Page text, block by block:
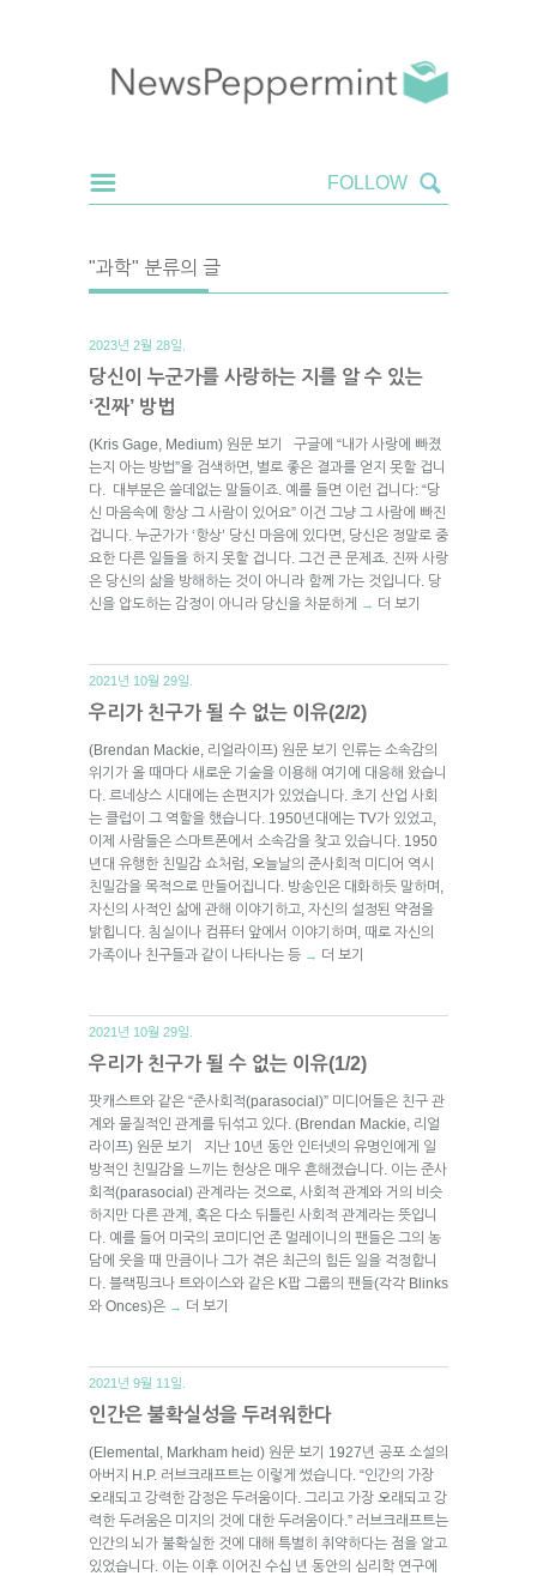
"과학" 분류의 글
2023년 2월 28일.
당신이 누군가를 사랑하는 지를 알 수 있는
‘진짜’ 방법
(Kris Gage, Medium) 원문 보기 구글에 “내가 사랑에 빠졌
는지 아는 방법”을 검색하면, 별로 좋은 결과를 얻지 못할 겁니
다. 대부분은 쓸데없는 말들이죠. 예를 들면 이런 겁니다: “당
신 마음속에 항상 그 사람이 있어요” 이건 그냥 그 사람에 빠진
겁니다. 누군가가 ‘항상’ 당신 마음에 있다면, 당신은 정말로 중
요한 다른 일들을 하지 못할 겁니다. 그건 큰 문제죠. 진짜 사랑
은 당신의 삶을 방해하는 것이 아니라 함께 가는 것입니다. 당
신을 압도하는 감정이 아니라 당신을 차분하게
→ 더 보기
2021년 10월 29일.
우리가 친구가 될 수 없는 이유(2/2)
(Brendan Mackie, 리얼라이프) 원문 보기 인류는 소속감의
위기가 올 때마다 새로운 기술을 이용해 여기에 대응해 왔습니
다. 르네상스 시대에는 손편지가 있었습니다. 초기 산업 사회
는 클럽이 그 역할을 했습니다. 1950년대에는 TV가 있었고,
이제 사람들은 스마트폰에서 소속감을 찾고 있습니다. 1950
년대 유행한 친밀감 쇼처럼, 오늘날의 준사회적 미디어 역시
친밀감을 목적으로 만들어집니다. 방송인은 대화하듯 말하며,
자신의 사적인 삶에 관해 이야기하고, 자신의 설정된 약점을
밝힙니다. 침실이나 컴퓨터 앞에서 이야기하며, 때로 자신의
가족이나 친구들과 같이 나타나는 등 → 더 보기
2021년 10월 29일.
우리가 친구가 될 수 없는 이유(1/2)
팟캐스트와 같은 “준사회적(parasocial)” 미디어들은 친구 관
계와 물질적인 관계를 뒤섞고 있다. (Brendan Mackie, 리얼
라이프) 원문 보기 지난 10년 동안 인터넷의 유명인에게 일
방적인 친밀감을 느끼는 현상은 매우 흔해졌습니다. 이는 준사
회적(parasocial) 관계라는 것으로, 사회적 관계와 거의 비슷
하지만 다른 관계, 혹은 다소 뒤틀린 사회적 관계라는 뜻입니
다. 예를 들어 미국의 코미디언 존 멀레이니의 팬들은 그의 농
담에 웃을 때 만큼이나 그가 겪은 최근의 힘든 일을 걱정합니
다. 블랙핑크나 트와이스와 같은 K팝 그룹의 팬들(각각 Blinks
와 Onces)은 → 더 보기
2021년 9월 11일.
인간은 불확실성을 두려워한다
(Elemental, Markham heid) 원문 보기 1927년 공포 소설의
아버지 H.P. 러브크래프트는 이렇게 썼습니다. “인간의 가장
오래되고 강력한 감정은 두려움이다. 그리고 가장 오래되고 강
력한 두려움은 미지의 것에 대한 두려움이다.” 러브크래프트는
인간의 뇌가 불확실한 것에 대해 특별히 취약하다는 점을 알고
있었습니다. 이는 이후 이어진 수십 년 동안의 심리학 연구에